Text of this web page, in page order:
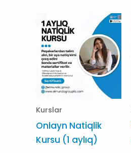
Kurslar
Onlayn Natiqlik
Kursu (1 aylıq)